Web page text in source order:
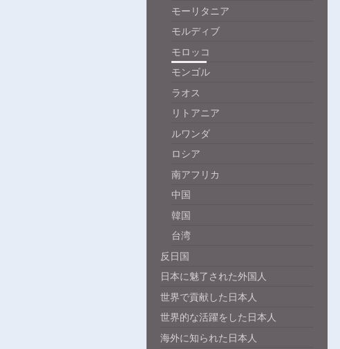
モーリタニア
モルディブ
モロッコ
モンゴル
ラオス
リトアニア
ルワンダ
ロシア
南アフリカ
中国
韓国
台湾
反日国
日本に魅了された外国人
世界で貢献した日本人
世界的な活躍をした日本人
海外に知られた日本人